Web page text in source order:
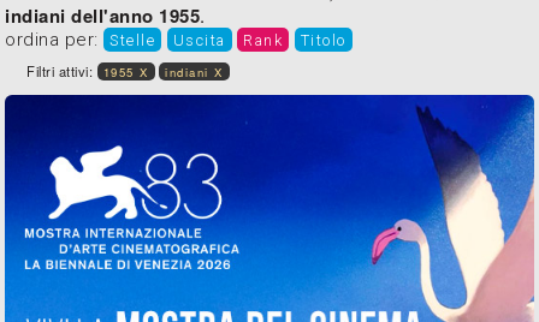
indiani dell'anno 1955.
ordina per: Stelle Uscita Rank Titolo
Filtri attivi: 1955 X indiani X